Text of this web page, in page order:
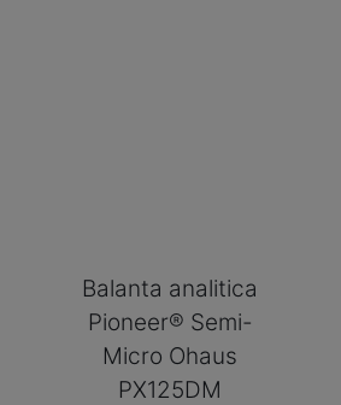
Balanta analitica
Pioneer® Semi-
Micro Ohaus
PX125DM